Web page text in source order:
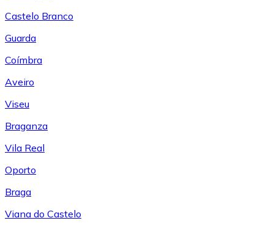
Castelo Branco
Guarda
Coímbra
Aveiro
Viseu
Braganza
Vila Real
Oporto
Braga
Viana do Castelo